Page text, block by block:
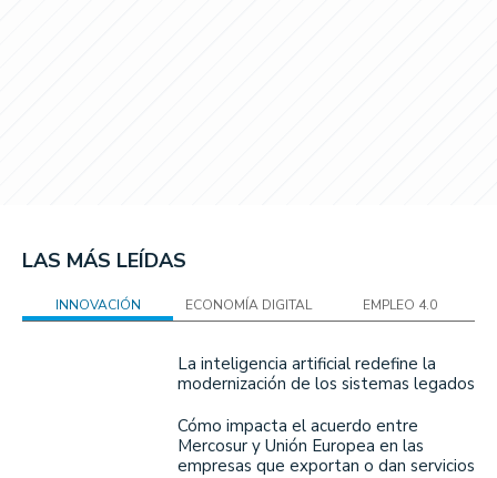
LAS MÁS LEÍDAS
INNOVACIÓN ECONOMÍA DIGITAL EMPLEO 4.0
La inteligencia artificial redefine la
modernización de los sistemas legados
Cómo impacta el acuerdo entre
Mercosur y Unión Europea en las
empresas que exportan o dan servicios